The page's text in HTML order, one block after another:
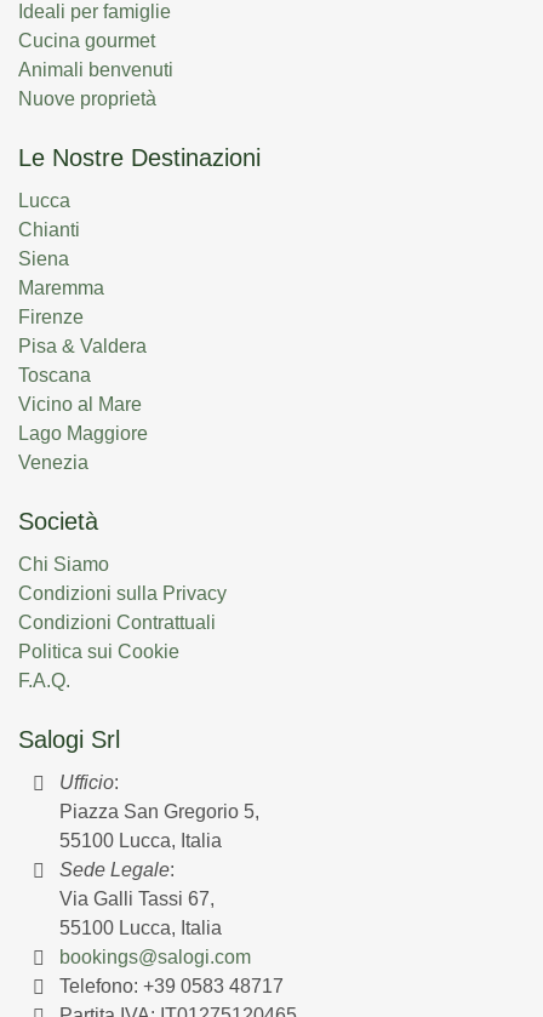
Ideali per famiglie
Cucina gourmet
Animali benvenuti
Nuove proprietà
Le Nostre Destinazioni
Lucca
Chianti
Siena
Maremma
Firenze
Pisa & Valdera
Toscana
Vicino al Mare
Lago Maggiore
Venezia
Società
Chi Siamo
Condizioni sulla Privacy
Condizioni Contrattuali
Politica sui Cookie
F.A.Q.
Salogi Srl
Ufficio:
Piazza San Gregorio 5,
55100 Lucca, Italia
Sede Legale:
Via Galli Tassi 67,
55100 Lucca, Italia
bookings@salogi.com
Telefono:+39 0583 48717